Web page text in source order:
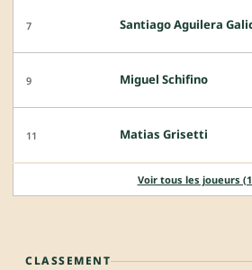
7 Santiago Aguilera
9 Miguel Schifino
11 Matias Grisetti
Voir tous les joueurs
CLASSEMENT